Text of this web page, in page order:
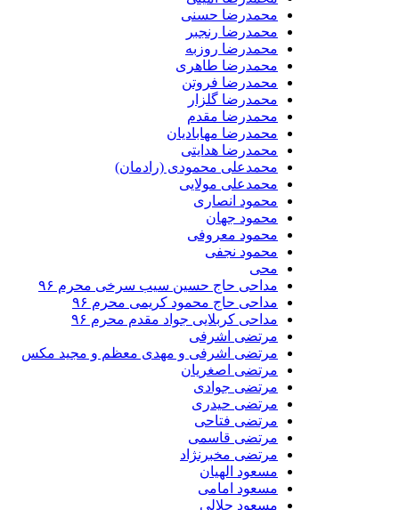
محمدرضا حسنی
محمدرضا رنجبر
محمدرضا روزبه
محمدرضا طاهری
محمدرضا فروتن
محمدرضا گلزار
محمدرضا مقدم
محمدرضا مهابادیان
محمدرضا هدایتی
محمدعلی محمودی (رادمان)
محمدعلی مولایی
محمود انصاری
محمود جهان
محمود معروفی
محمود نجفی
محی
مداحی حاج حسین سیب سرخی محرم ۹۶
مداحی حاج محمود کریمی محرم ۹۶
مداحی کربلایی جواد مقدم محرم ۹۶
مرتضی اشرفی
مرتضی اشرفی و مهدی معظم و مجید مکس
مرتضی اصغریان
مرتضی جوادی
مرتضی حیدری
مرتضی فتاحی
مرتضی قاسمی
مرتضی مخبرنژاد
مسعود الهیان
مسعود امامی
مسعود جلالی